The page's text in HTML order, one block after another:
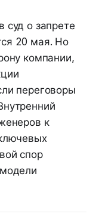
суд о запрете
20 мая. Но
компании,
переговоры
к
спор